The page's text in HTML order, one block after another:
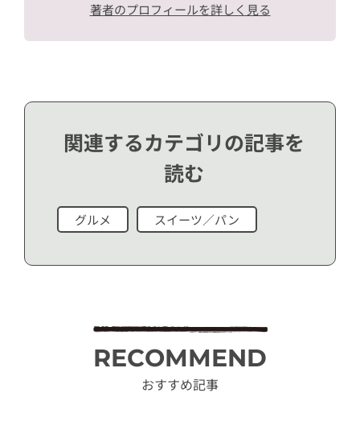
著者のプロフィールを詳しく見る
関連するカテゴリの記事を
読む
グルメ スイーツ／パン
RECOMMEND
おすすめ記事